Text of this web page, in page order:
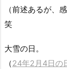
（前述あるが、
笑
大雪の日。
（24年2月4日の